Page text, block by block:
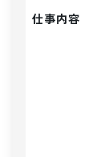
仕事内容